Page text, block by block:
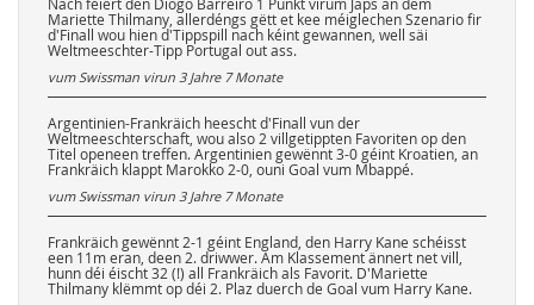
Mariette Thilmany, allerdéngs gëtt et kee méiglechen Szenario fir
d'Finall wou hien d'Tippspill nach kéint gewannen, well säi
Weltmeeschter-Tipp Portugal out ass.
vum Swissman virun 3 Jahre 7 Monate
Argentinien-Frankräich heescht d'Finall vun der
Weltmeeschterschaft, wou also 2 villgetippten Favoriten op den
Titel openeen treffen. Argentinien gewënnt 3-0 géint Kroatien, an
Frankräich klappt Marokko 2-0, ouni Goal vum Mbappé.
vum Swissman virun 3 Jahre 7 Monate
Frankräich gewënnt 2-1 géint England, den Harry Kane schéisst
een 11m eran, deen 2. driwwer. Am Klassement ännert net vill,
hunn déi éischt 32 (!) all Frankräich als Favorit. D'Mariette
Thilmany klëmmt op déi 2. Plaz duerch de Goal vum Harry Kane.